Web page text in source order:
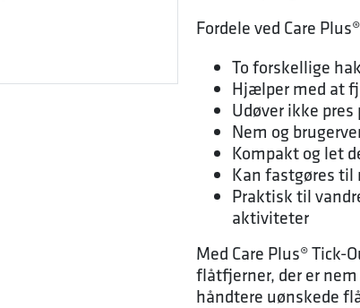
Fordele ved Care
To forskellige
Hjælper med at
Udøver ikke
Nem og
Kompakt og let
Kan fastgøres til
Praktisk til
aktiviteter
Med Care Plus® Tick-
flåtfjerner, der er
håndtere uønskede